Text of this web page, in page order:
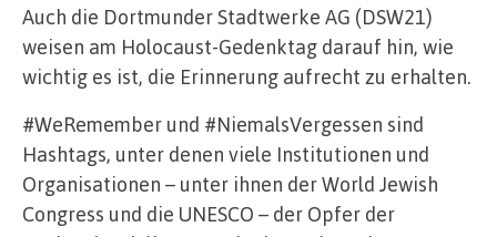
Auch die Dortmunder Stadtwerke AG (DSW21)
weisen am Holocaust-Gedenktag darauf hin, wie
wichtig es ist, die Erinnerung aufrecht zu erhalten.
#WeRemember und #NiemalsVergessen sind
Hashtags, unter denen viele Institutionen und
Organisationen – unter ihnen der World Jewish
Congress und die UNESCO – der Opfer der